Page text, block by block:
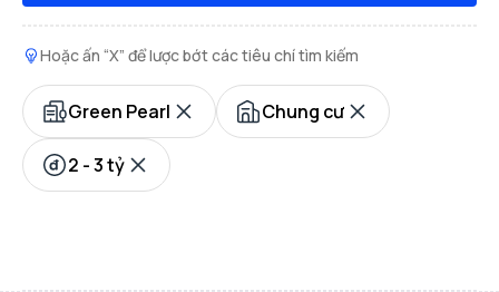
Hoặc ấn “X” để lược bớt các tiêu chí tìm kiếm
Green Pearl Chung cư
2 - 3 tỷ